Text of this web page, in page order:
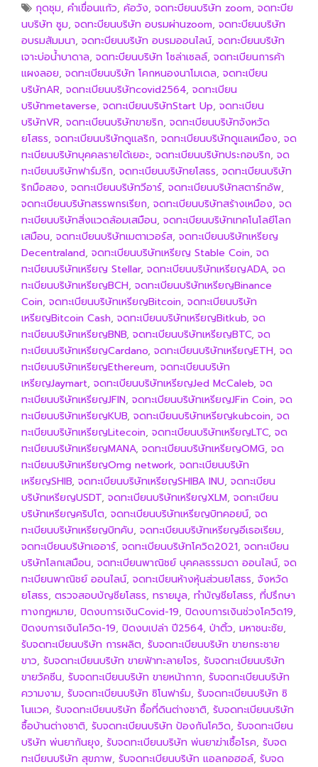
กุดชุม, คำเขื่อนแก้ว, ค้อวัง, จดทะบียนบริษัท zoom, จดทะบีย
นบริษัท ซูม, จดทะบียนบริษัท อบรมผ่านzoom, จดทะบียนบริษัท
อบรมสัมมนา, จดทะบียนบริษัท อบรมออนไลน์, จดทะบียนบริษัท
เจาะบ่อน้ำบาดาล, จดทะบียนบริษัท โซล่าเซลล์, จดทะเบียนการค้า
แผงลอย, จดทะเบียนบริษัท โคกหนองนาโมเดล, จดทะเบียน
บริษัทAR, จดทะเบียนบริษัทcovid2564, จดทะเบียน
บริษัทmetaverse, จดทะเบียนบริษัทStart Up, จดทะเบียน
บริษัทVR, จดทะเบียนบริษัทขายริก, จดทะเบียนบริษัทจังหวัด
ยโสธร, จดทะเบียนบริษัทดูแลริก, จดทะเบียนบริษัทดูแลเหมือง, จด
ทะเบียนบริษัทบุคคลรายได้เยอะ, จดทะเบียนบริษัทประกอบริก, จด
ทะเบียนบริษัทฟาร์มริก, จดทะเบียนบริษัทยโสธร, จดทะเบียนบริษัท
ริกมือสอง, จดทะเบียนบริษัทวีอาร์, จดทะเบียนบริษัทสตาร์ทอัพ,
จดทะเบียนบริษัทสรรพกรเรียก, จดทะเบียนบริษัทสร้างเหมือง, จด
ทะเบียนบริษัทสิ่งแวดล้อมเสมือน, จดทะเบียนบริษัทเทคโนโลยีโลก
เสมือน, จดทะเบียนบริษัทเมตาเวอร์ส, จดทะเบียนบริษัทเหรียญ
Decentraland, จดทะเบียนบริษัทเหรียญ Stable Coin, จด
ทะเบียนบริษัทเหรียญ Stellar, จดทะเบียนบริษัทเหรียญADA, จด
ทะเบียนบริษัทเหรียญBCH, จดทะเบียนบริษัทเหรียญBinance
Coin, จดทะเบียนบริษัทเหรียญBitcoin, จดทะเบียนบริษัท
เหรียญBitcoin Cash, จดทะเบียนบริษัทเหรียญBitkub, จด
ทะเบียนบริษัทเหรียญBNB, จดทะเบียนบริษัทเหรียญBTC, จด
ทะเบียนบริษัทเหรียญCardano, จดทะเบียนบริษัทเหรียญETH, จด
ทะเบียนบริษัทเหรียญEthereum, จดทะเบียนบริษัท
เหรียญJaymart, จดทะเบียนบริษัทเหรียญJed McCaleb, จด
ทะเบียนบริษัทเหรียญJFIN, จดทะเบียนบริษัทเหรียญJFin Coin, จด
ทะเบียนบริษัทเหรียญKUB, จดทะเบียนบริษัทเหรียญkubcoin, จด
ทะเบียนบริษัทเหรียญLitecoin, จดทะเบียนบริษัทเหรียญLTC, จด
ทะเบียนบริษัทเหรียญMANA, จดทะเบียนบริษัทเหรียญOMG, จด
ทะเบียนบริษัทเหรียญOmg network, จดทะเบียนบริษัท
เหรียญSHIB, จดทะเบียนบริษัทเหรียญSHIBA INU, จดทะเบียน
บริษัทเหรียญUSDT, จดทะเบียนบริษัทเหรียญXLM, จดทะเบียน
บริษัทเหรียญคริปโต, จดทะเบียนบริษัทเหรียญบิทคอยน์, จด
ทะเบียนบริษัทเหรียญบิทคับ, จดทะเบียนบริษัทเหรียญอีเธอเรียม,
จดทะเบียนบริษัทเออาร์, จดทะเบียนบริษัทโควิด2021, จดทะเบียน
บริษัทโลกเสมือน, จดทะเบียนพาณิชย์ บุคคลธรรมดา ออนไลน์, จด
ทะเบียนพาณิชย์ ออนไลน์, จดทะเบียนห้างหุ้นส่วนยโสธร, จังหวัด
ยโสธร, ตรวจสอบบัญชียโสธร, ทรายมูล, ทำบัญชียโสธร, ที่ปรึกษา
ทางกฎหมาย, ปิดงบการเงินCovid-19, ปิดงบการเงินช่วงโควิด19,
ปิดงบการเงินโควิด-19, ปิดงบเปล่า ปี2564, ป่าติ้ว, มหาชนะชัย,
รับจดทะเบียนบริษัท การผลิต, รับจดทะเบียนบริษัท ขายกระชาย
ขาว, รับจดทะเบียนบริษัท ขายฟ้าทะลายโจร, รับจดทะเบียนบริษัท
ขายวัคซีน, รับจดทะเบียนบริษัท ขายหน้ากาก, รับจดทะเบียนบริษัท
ความงาม, รับจดทะเบียนบริษัท ซิโนฟาร์ม, รับจดทะเบียนบริษัท ซิ
โนแวค, รับจดทะเบียนบริษัท ซื้อที่ดินต่างชาติ, รับจดทะเบียนบริษัท
ซื้อบ้านต่างชาติ, รับจดทะเบียนบริษัท ป้องกันโควิด, รับจดทะเบียน
บริษัท พ่นยากันยุง, รับจดทะเบียนบริษัท พ่นยาฆ่าเชื้อโรค, รับจด
ทะเบียนบริษัท สุขภาพ, รับจดทะเบียนบริษัท แอลกอฮอล์, รับจด